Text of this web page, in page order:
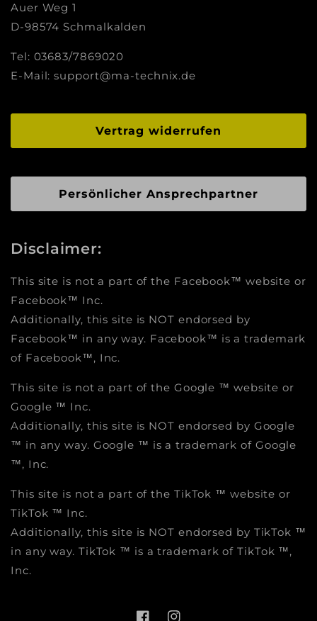
Auer Weg 1
D-98574 Schmalkalden
Tel: 03683/7869020
E-Mail: support@ma-technix.de
Vertrag widerrufen
Persönlicher Ansprechpartner
Disclaimer:
This site is not a part of the Facebook™ website or
Facebook™ Inc.
Additionally, this site is NOT endorsed by
Facebook™ in any way. Facebook™ is a trademark
of Facebook™, Inc.
This site is not a part of the Google ™ website or
Google ™ Inc.
Additionally, this site is NOT endorsed by Google
™ in any way. Google ™ is a trademark of Google
™, Inc.
This site is not a part of the TikTok ™ website or
TikTok ™ Inc.
Additionally, this site is NOT endorsed by TikTok ™
in any way. TikTok ™ is a trademark of TikTok ™,
Inc.